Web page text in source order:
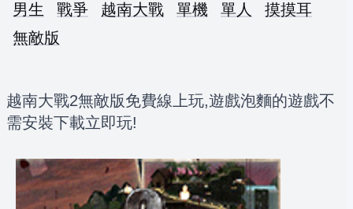
男生
戰爭 越南大戰 單機 單人
摸摸耳
無敵版
越南大戰2無敵版免費線上玩,遊戲泡麵的遊戲不
需安裝下載立即玩!